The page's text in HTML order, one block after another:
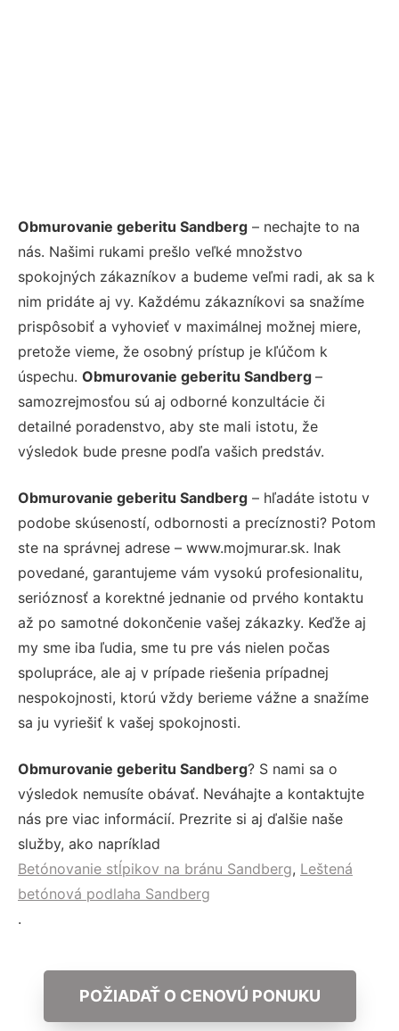
Obmurovanie geberitu Sandberg – nechajte to na
nás. Našimi rukami prešlo veľké množstvo
spokojných zákazníkov a budeme veľmi radi, ak sa k
nim pridáte aj vy. Každému zákazníkovi sa snažíme
prispôsobiť a vyhovieť v maximálnej možnej miere,
pretože vieme, že osobný prístup je kľúčom k
úspechu. Obmurovanie geberitu Sandberg –
samozrejmosťou sú aj odborné konzultácie či
detailné poradenstvo, aby ste mali istotu, že
výsledok bude presne podľa vašich predstáv.
Obmurovanie geberitu Sandberg – hľadáte istotu v
podobe skúseností, odbornosti a precíznosti? Potom
ste na správnej adrese – www.mojmurar.sk. Inak
povedané, garantujeme vám vysokú profesionalitu,
serióznosť a korektné jednanie od prvého kontaktu
až po samotné dokončenie vašej zákazky. Keďže aj
my sme iba ľudia, sme tu pre vás nielen počas
spolupráce, ale aj v prípade riešenia prípadnej
nespokojnosti, ktorú vždy berieme vážne a snažíme
sa ju vyriešiť k vašej spokojnosti.
Obmurovanie geberitu Sandberg? S nami sa o
výsledok nemusíte obávať. Neváhajte a kontaktujte
nás pre viac informácií. Prezrite si aj ďalšie naše
služby, ako napríklad
Betónovanie stĺpikov na bránu Sandberg, Leštená
betónová podlaha Sandberg
.
POŽIADAŤ O CENOVÚ PONUKU